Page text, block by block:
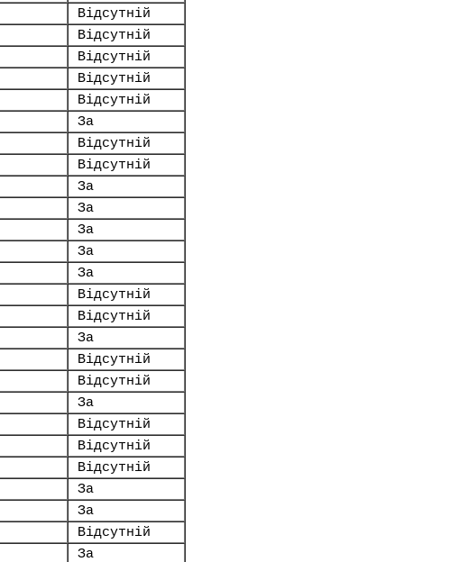
Відсутній
Відсутній
Відсутній
Відсутній
Відсутній
За
Відсутній
Відсутній
За
За
За
За
За
Відсутній
Відсутній
За
Відсутній
Відсутній
За
Відсутній
Відсутній
Відсутній
За
За
Відсутній
За